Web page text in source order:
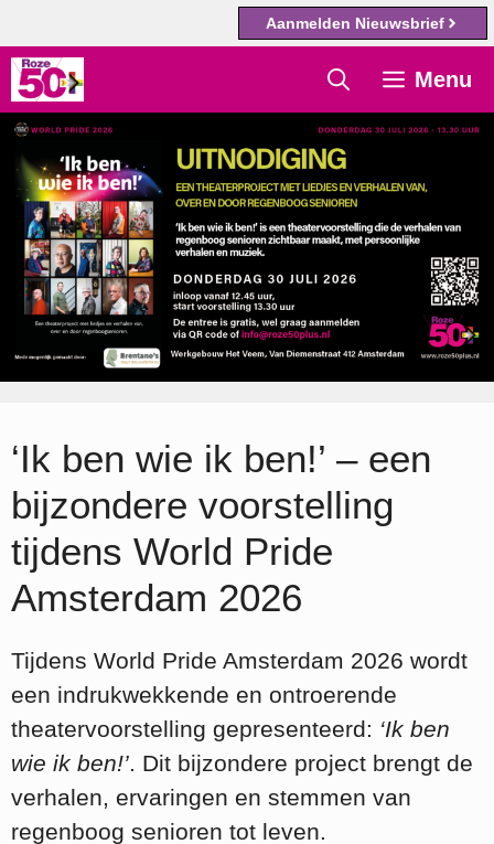
Aanmelden Nieuwsbrief
Ga
naar
de
inhoud
Menu
‘Ik ben wie ik ben!’ – een
bijzondere voorstelling
tijdens World Pride
Amsterdam 2026
Tijdens World Pride Amsterdam 2026 wordt
een indrukwekkende en ontroerende
theatervoorstelling gepresenteerd: ‘Ik ben
wie ik ben!’. Dit bijzondere project brengt de
verhalen, ervaringen en stemmen van
regenboog senioren tot leven.